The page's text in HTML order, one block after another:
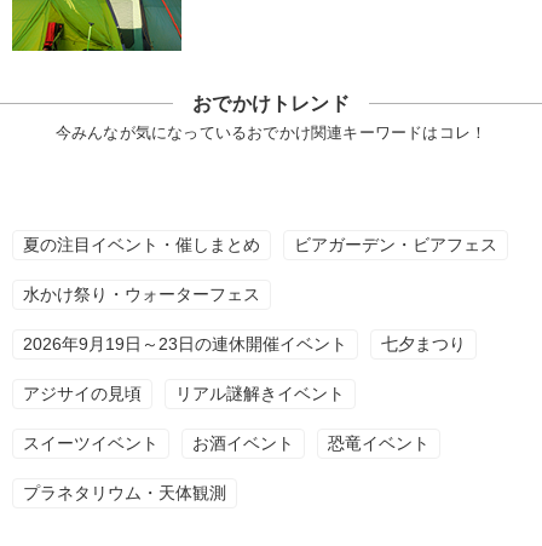
おでかけトレンド
今みんなが気になっているおでかけ関連キーワードはコレ！
夏の注目イベント・催しまとめ ビアガーデン・ビアフェス
水かけ祭り・ウォーターフェス
2026年9月19日～23日の連休開催イベント 七夕まつり
アジサイの見頃 リアル謎解きイベント
スイーツイベント お酒イベント 恐竜イベント
プラネタリウム・天体観測